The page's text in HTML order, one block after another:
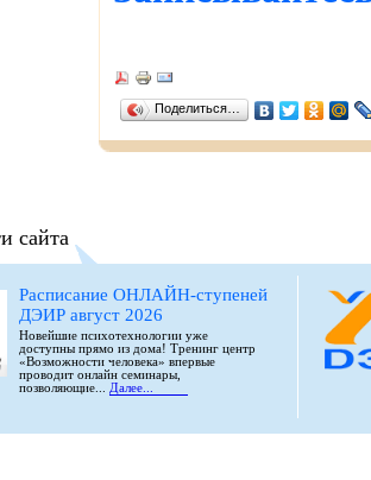
Поделиться…
сайта
Расписание ОНЛАЙН-ступеней
ДЭИР август 2026
Новейшие психотехнологии уже
доступны прямо из дома! Тренинг центр
«Возможности человека» впервые
проводит онлайн семинары,
позволяющие... Далее...